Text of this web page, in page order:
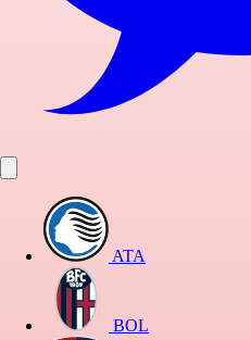
ATA
BOL